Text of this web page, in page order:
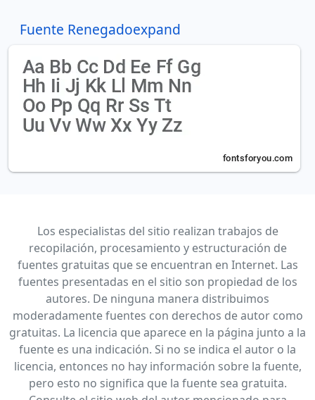
Fuente Renegadoexpand
Los especialistas del sitio realizan trabajos de
recopilación, procesamiento y estructuración de
fuentes gratuitas que se encuentran en Internet. Las
fuentes presentadas en el sitio son propiedad de los
autores. De ninguna manera distribuimos
moderadamente fuentes con derechos de autor como
gratuitas. La licencia que aparece en la página junto a la
fuente es una indicación. Si no se indica el autor o la
licencia, entonces no hay información sobre la fuente,
pero esto no significa que la fuente sea gratuita.